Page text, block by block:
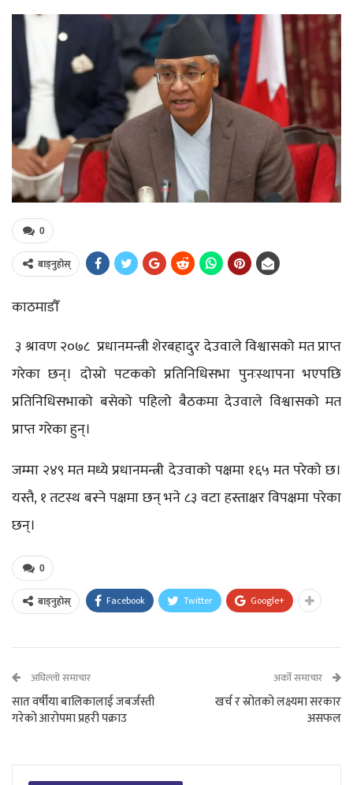
0
बाड्नुहोस्
काठमाडौँ
३ श्रावण २०७८ प्रधानमन्त्री शेरबहादुर देउवाले विश्वासको मत प्राप्त
गरेका छन्। दोस्रो पटकको प्रतिनिधिसभा पुनःस्थापना भएपछि
प्रतिनिधिसभाको बसेको पहिलो बैठकमा देउवाले विश्वासको मत
प्राप्त गरेका हुन्।
जम्मा २४९ मत मध्ये प्रधानमन्त्री देउवाकाे पक्षमा १६५ मत परेकाे छ।
यस्तै, १ तटस्थ बस्ने पक्षमा छन् भने ८३ वटा हस्ताक्षर विपक्षमा परेका
छन्।
0
बाड्नुहोस् Facebook Twitter Google+
अघिल्लो समाचार
सात वर्षीया बालिकालाई जबर्जस्ती
गरेको आरोपमा प्रहरी पक्राउ
अर्को समाचार
खर्च र स्रोतको लक्ष्यमा सरकार
असफल